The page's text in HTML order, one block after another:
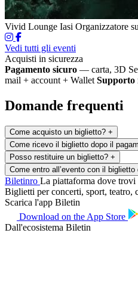
Vivid Lounge Iasi Organizzatore
Vedi tutti gli eventi
Acquisti in sicurezza
Pagamento sicuro — carta, 3D
mail + account + Wallet Supporto
Domande frequenti
Come acquisto un biglietto? +
Come ricevo il biglietto dopo il
Posso restituire un biglietto? +
Come entro all’evento con il biglietto
Biletinro La piattaforma dove trovi
Biglietti per concerti, sport, teatro,
Scarica l'app Biletin
Download on the App Store
Dall'ecosistema Biletin